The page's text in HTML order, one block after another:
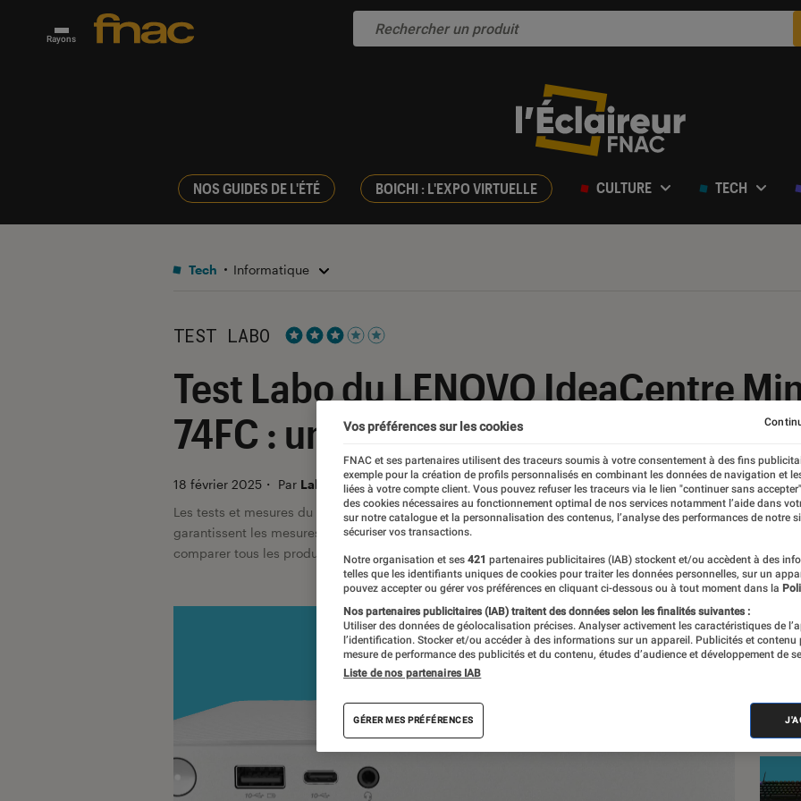
Rayons
NOS GUIDES DE L'ÉTÉ BOICHI : L'EXPO VIRTUELLE CULTURE TECH
Tech Informatique
TEST LABO
Test Labo du LENOVO IdeaCentre
74FC : un mini-PC un peu trop limité
18 février 2025 ・ Par Labo Fnac, Javare Traoré, La rédaction
Les tests et mesures du Labo Fnac sont réalisés en toute indépendance du commerce ou des fabricants
garantissent les mesures grâce à leur expertise, et aux équipements de mesures les plus précis. Pour en
comparer tous les produits, visitez notre
comparateur
VOIR
Vos préférences sur les cookies
FNAC et ses partenaires utilisent des traceurs soumis à votre consentement à des fins
exemple pour la création de profils personnalisés en combinant les données de navigation et
liées à votre compte client. Vous pouvez refuser les traceurs via le lien "continuer sans
des cookies nécessaires au fonctionnement optimal de nos services notamment l’aide dans
sur notre catalogue et la personnalisation des contenus, l’analyse des performances de notre
sécuriser vos transactions.
Notre organisation et ses 421 partenaires publicitaires (IAB) stockent et/ou accèdent à des
telles que les identifiants uniques de cookies pour traiter les données personnelles, sur un
pouvez accepter ou gérer vos préférences en cliquant ci-dessous ou à tout moment dans la
Nos partenaires publicitaires (IAB) traitent des données selon les finalités suivantes :
Utiliser des données de géolocalisation précises. Analyser activement les caractéristiques de
l’identification. Stocker et/ou accéder à des informations sur un appareil. Publicités et contenu
mesure de performance des publicités et du contenu, études d’audience et développement de
Liste de nos partenaires IAB
GÉRER MES PRÉFÉRENCES